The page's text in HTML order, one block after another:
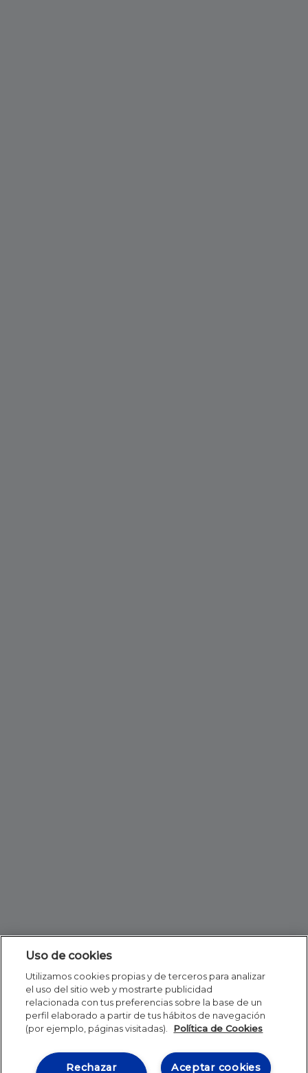
Uso de cookies
Utilizamos cookies propias y de terceros para analizar
el uso del sitio web y mostrarte publicidad
relacionada con tus preferencias sobre la base de un
perfil elaborado a partir de tus hábitos de navegación
(por ejemplo, páginas visitadas).
Política de Cookies
Aceptar cookies
Rechazar